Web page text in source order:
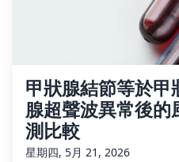
甲狀腺結節等於
腺超聲波異常後
測比較
星期四, 5月 21, 2026